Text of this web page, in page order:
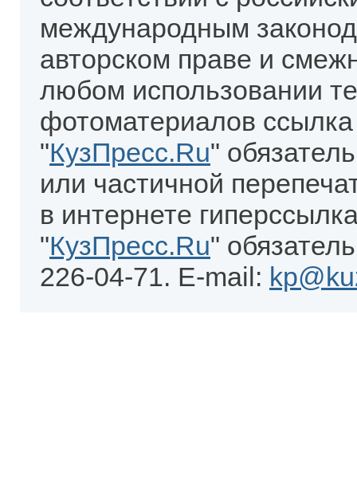
международным
авторском праве и
любом использовании
фотоматериалов
"КузПресс.Ru"
или частичной
в интернете
"КузПресс.Ru"
226-04-71. E-mail: